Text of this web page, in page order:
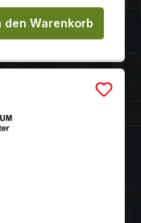
Eintopf) oder
den Warenkorb